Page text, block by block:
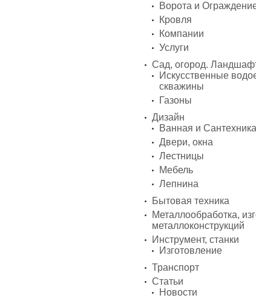
Ворота и
Кровля
Компании
Услуги
Сад, огород.
Искусственные
скважины
Газоны
Дизайн
Ванная и Сантехника
Двери, окна
Лестницы
Мебель
Лепнина
Бытовая техника
Металлообработка,
металлоконструкций
Инструмент, станки
Изготовление
Транспорт
Статьи
Новости